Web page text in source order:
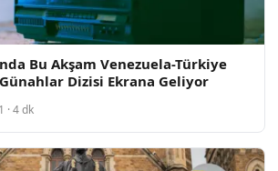
Bu Akşam Venezuela-Türkiye
Dizisi Ekrana Geliyor
· 4 dk